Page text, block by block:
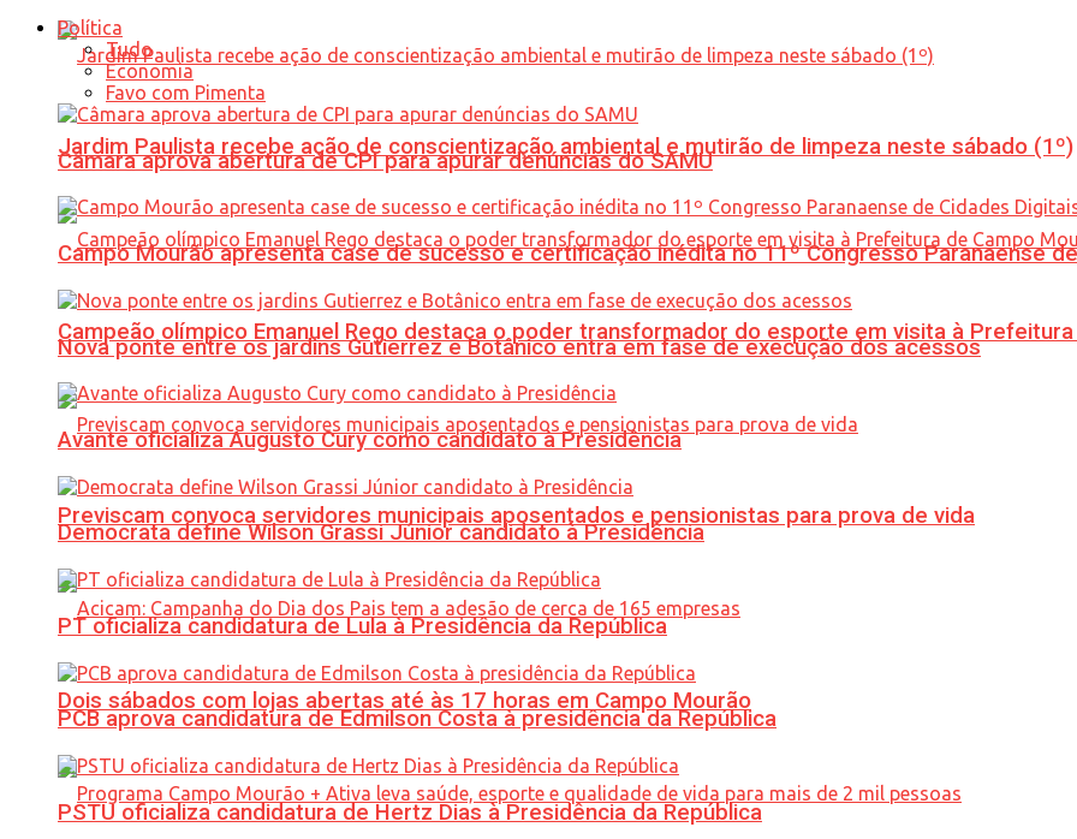
Jardim Paulista recebe ação de conscientização ambiental e mutirão de limpeza neste sábado (1º)
Campeão olímpico Emanuel Rego destaca o poder transformador do esporte em visita à
Previscam convoca servidores municipais aposentados e pensionistas para prova de vida
Dois sábados com lojas abertas até às 17 horas em Campo Mourão
Política
Tudo
Economia
Favo com Pimenta
Câmara aprova abertura de CPI para apurar denúncias do SAMU
Campo Mourão apresenta case de sucesso e certificação inédita no 11º Congresso Paranaense
Nova ponte entre os jardins Gutierrez e Botânico entra em fase de execução dos acessos
Avante oficializa Augusto Cury como candidato à Presidência
Democrata define Wilson Grassi Júnior candidato à Presidência
PT oficializa candidatura de Lula à Presidência da República
PCB aprova candidatura de Edmilson Costa à presidência da República
PSTU oficializa candidatura de Hertz Dias à Presidência da República